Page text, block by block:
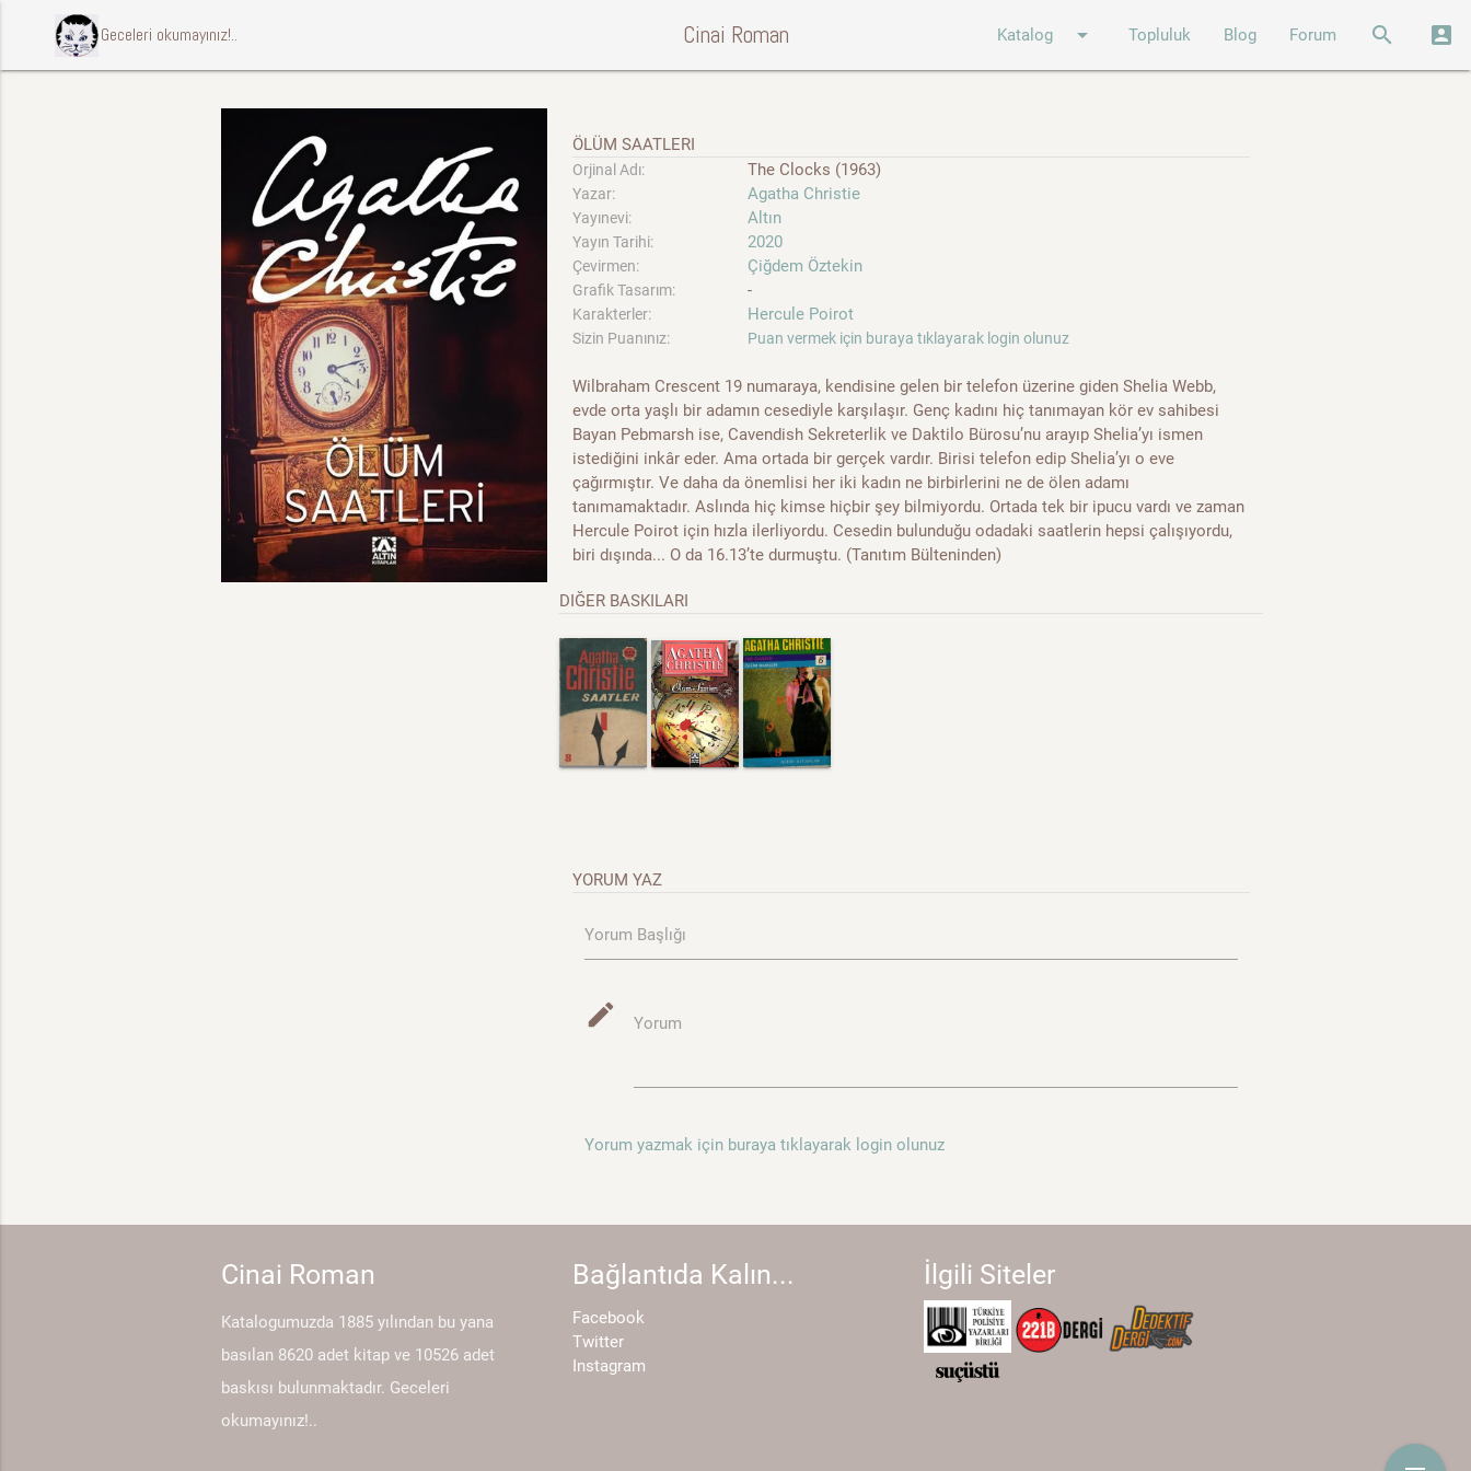
ccccci Geceleri okumayınız!.. Cinai Roman Katalog arrow_drop_down Topluluk Blog Forum search account_box
ÖLÜM SAATLERI
Orjinal Adı: The Clocks (1963)
Yazar: Agatha Christie
Yayınevi: Altın
Yayın Tarihi: 2020
Çevirmen: Çiğdem Öztekin
Grafik Tasarım: -
Karakterler: Hercule Poirot
Sizin Puanınız: Puan vermek için buraya tıklayarak login olunuz
Wilbraham Crescent 19 numaraya, kendisine gelen bir telefon üzerine giden Shelia Webb,
evde orta yaşlı bir adamın cesediyle karşılaşır. Genç kadını hiç tanımayan kör ev sahibesi
Bayan Pebmarsh ise, Cavendish Sekreterlik ve Daktilo Bürosu’nu arayıp Shelia’yı ismen
istediğini inkâr eder. Ama ortada bir gerçek vardır. Birisi telefon edip Shelia’yı o eve
çağırmıştır. Ve daha da önemlisi her iki kadın ne birbirlerini ne de ölen adamı
tanımamaktadır. Aslında hiç kimse hiçbir şey bilmiyordu. Ortada tek bir ipucu vardı ve zaman
Hercule Poirot için hızla ilerliyordu. Cesedin bulunduğu odadaki saatlerin hepsi çalışıyordu,
biri dışında... O da 16.13’te durmuştu. (Tanıtım Bülteninden)
DIĞER BASKILARI
YORUM YAZ
Yorum Başlığı
mode_edit Yorum
Yorum yazmak için buraya tıklayarak login olunuz
Cinai Roman
Katalogumuzda 1885 yılından bu yana
basılan 8620 adet kitap ve 10526 adet
baskısı bulunmaktadır. Geceleri
okumayınız!..
Bağlantıda Kalın...
Facebook
Twitter
Instagram
İlgili Siteler